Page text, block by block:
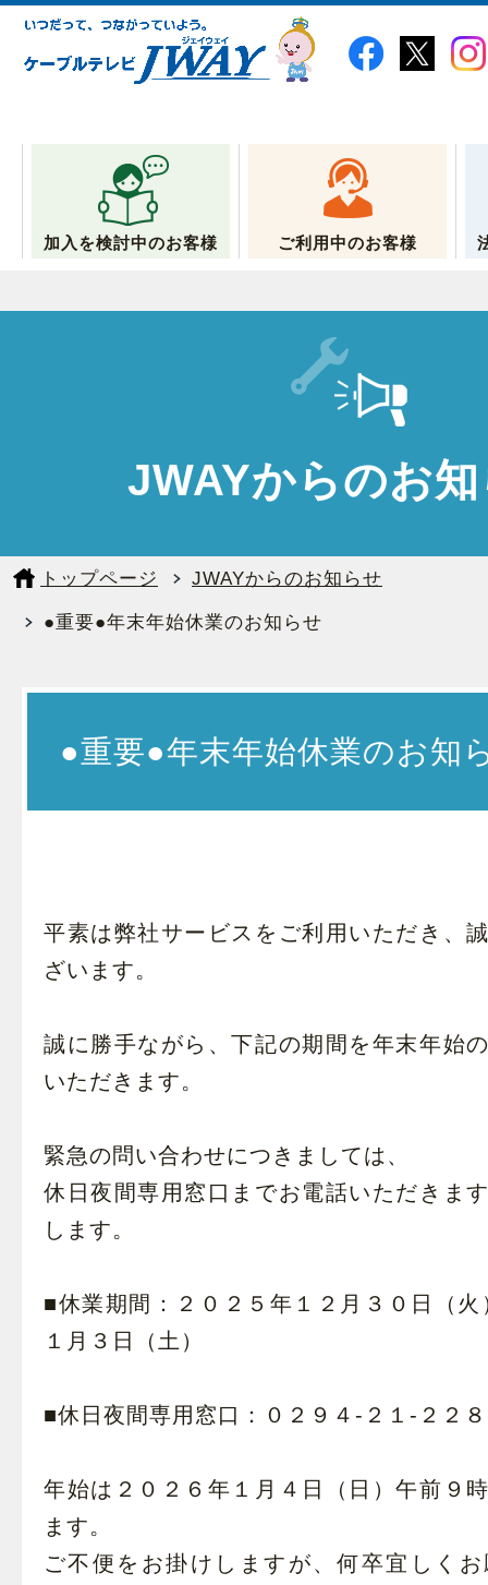
加入を検討中のお客様 ご利用中のお客様
JWAYからのお
トップページ
JWAYからのお知らせ
●重要●年末年始休業のお知らせ
●重要●年末年始休業のお知
平素は弊社サービスをご利用いただき、
ざいます。
誠に勝手ながら、下記の期間を年末年始
いただきます。
緊急の問い合わせにつきましては、
休日夜間専用窓口までお電話いただきま
します。
■休業期間：２０２５年１２月３０日（
１月３日（土）
■休日夜間専用窓口：０２９４-２１-２２
年始は２０２６年１月４日（日）午前９
ます。
ご不便をお掛けしますが、何卒宜しく